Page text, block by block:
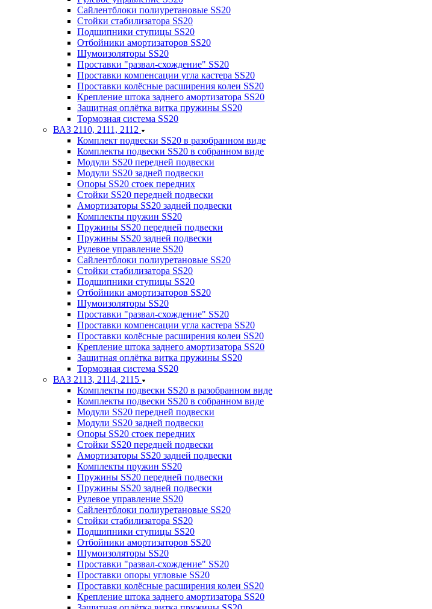
Сайлентблоки полиуретановые SS20
Стойки стабилизатора SS20
Подшипники ступицы SS20
Отбойники амортизаторов SS20
Шумоизоляторы SS20
Проставки "развал-схождение" SS20
Проставки компенсации угла кастера SS20
Проставки колёсные расширения колеи SS20
Крепление штока заднего амортизатора SS20
Защитная оплётка витка пружины SS20
Тормозная система SS20
ВАЗ 2110, 2111, 2112
Комплект подвески SS20 в разобранном виде
Комплекты подвески SS20 в собранном виде
Модули SS20 передней подвески
Модули SS20 задней подвески
Опоры SS20 стоек передних
Стойки SS20 передней подвески
Амортизаторы SS20 задней подвески
Комплекты пружин SS20
Пружины SS20 передней подвески
Пружины SS20 задней подвески
Рулевое управление SS20
Сайлентблоки полиуретановые SS20
Стойки стабилизатора SS20
Подшипники ступицы SS20
Отбойники амортизаторов SS20
Шумоизоляторы SS20
Проставки "развал-схождение" SS20
Проставки компенсации угла кастера SS20
Проставки колёсные расширения колеи SS20
Крепление штока заднего амортизатора SS20
Защитная оплётка витка пружины SS20
Тормозная система SS20
ВАЗ 2113, 2114, 2115
Комплекты подвески SS20 в разобранном виде
Комплекты подвески SS20 в собранном виде
Модули SS20 передней подвески
Модули SS20 задней подвески
Опоры SS20 стоек передних
Стойки SS20 передней подвески
Амортизаторы SS20 задней подвески
Комплекты пружин SS20
Пружины SS20 передней подвески
Пружины SS20 задней подвески
Рулевое управление SS20
Сайлентблоки полиуретановые SS20
Стойки стабилизатора SS20
Подшипники ступицы SS20
Отбойники амортизаторов SS20
Шумоизоляторы SS20
Проставки "развал-схождение" SS20
Проставки опоры угловые SS20
Проставки колёсные расширения колеи SS20
Крепление штока заднего амортизатора SS20